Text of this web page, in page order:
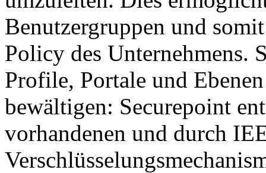
Benutzergruppen und
Policy des Unternehmens.
Profile, Portale und
bewältigen: Securepoint
vorhandenen und durch